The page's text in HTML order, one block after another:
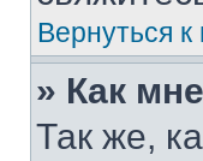
Вернуться к
» Как
Так же,